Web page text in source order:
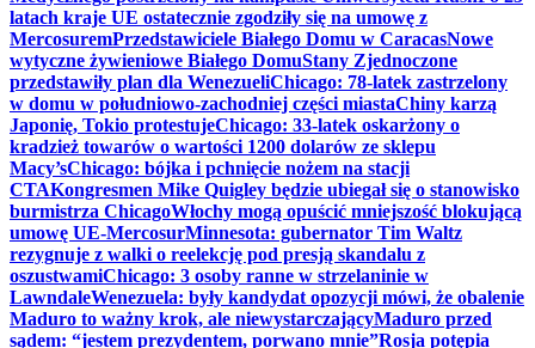
latach kraje UE ostatecznie zgodziły się na umowę z
MercosuremPrzedstawiciele Białego Domu w CaracasNowe
wytyczne żywieniowe Białego DomuStany Zjednoczone
przedstawiły plan dla WenezueliChicago: 78-latek zastrzelony
w domu w południowo-zachodniej części miastaChiny karzą
Japonię, Tokio protestujeChicago: 33-latek oskarżony o
kradzież towarów o wartości 1200 dolarów ze sklepu
Macy’sChicago: bójka i pchnięcie nożem na stacji
CTAKongresmen Mike Quigley będzie ubiegał się o stanowisko
burmistrza ChicagoWłochy mogą opuścić mniejszość blokującą
umowę UE-MercosurMinnesota: gubernator Tim Waltz
rezygnuje z walki o reelekcję pod presją skandalu z
oszustwamiChicago: 3 osoby ranne w strzelaninie w
LawndaleWenezuela: były kandydat opozycji mówi, że obalenie
Maduro to ważny krok, ale niewystarczającyMaduro przed
sądem: “jestem prezydentem, porwano mnie”Rosja potępia